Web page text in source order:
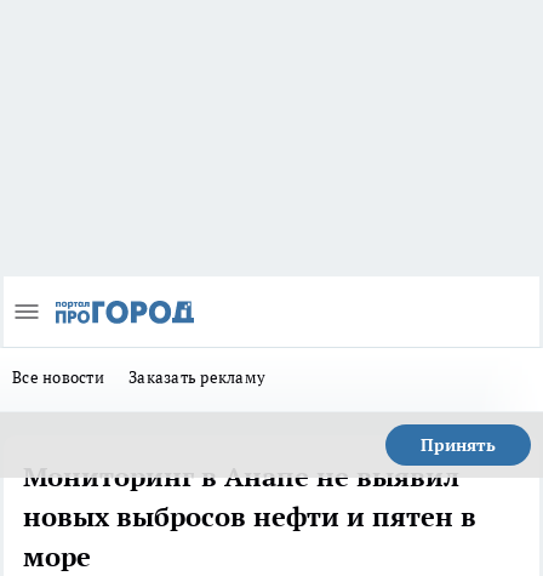
Все новости Заказать рекламу
Принять
Мониторинг в Анапе не выявил
новых выбросов нефти и пятен в
море